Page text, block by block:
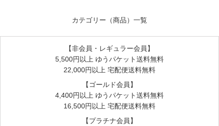
カテゴリー（商品）一覧
【非会員・レギュラー会員】
5,500円以上 ゆうパケット送料無料
22,000円以上 宅配便送料無料
【ゴールド会員】
4,400円以上 ゆうパケット送料無料
16,500円以上 宅配便送料無料
【プラチナ会員】